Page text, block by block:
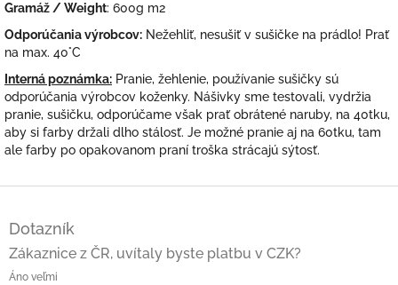
Gramáž / Weight: 600g m2
Odporúčania výrobcov: Nežehliť, nesušiť v sušičke na prádlo! Prať
na max. 40°C
Interná poznámka: Pranie, žehlenie, používanie sušičky sú
odporúčania výrobcov koženky. Nášivky sme testovali, vydržia
pranie, sušičku, odporúčame však prať obrátené naruby, na 40tku,
aby si farby držali dlho stálosť. Je možné pranie aj na 60tku, tam
ale farby po opakovanom praní troška strácajú sýtosť.
Dotazník
Zákaznice z ČR, uvítaly byste platbu v CZK?
Áno veľmi